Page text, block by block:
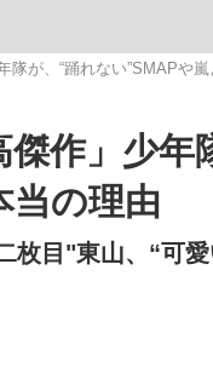
ャパン選手が証言した
隊が、“踊れない”SMAPや
傑作」少
当の理由
枚目"東山、“可